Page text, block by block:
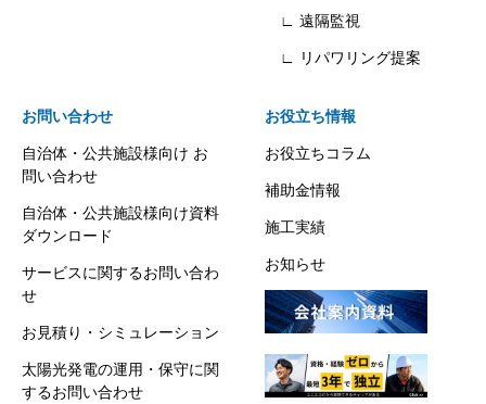
∟ 遠隔監視
∟ リパワリング提案
お問い合わせ
自治体・公共施設様向け お
問い合わせ
自治体・公共施設様向け資料
ダウンロード
サービスに関するお問い合わ
せ
お見積り・シミュレーション
太陽光発電の運用・保守に関
するお問い合わせ
お役立ち情報
お役立ちコラム
補助金情報
施工実績
お知らせ